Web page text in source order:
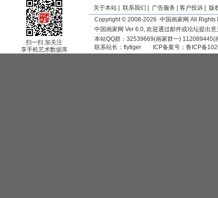
扫一扫 加关注
享手机艺术数据库
关于本站 联系我们 广告服务 客户投诉
版
Copyright © 2008-2026 中国画家网 All Rights
中国画家网 Ver 6.0, 欢迎通过邮件或论坛提出
本站QQ群：32539669(画家群一)
联系站长： flytiger ICP备案号： 鲁ICP备